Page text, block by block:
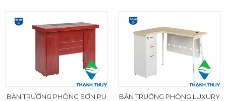
BÀN TRƯỞNG PHÒNG SƠN PU
BÀN TRƯỞNG PHÒNG LUXURY